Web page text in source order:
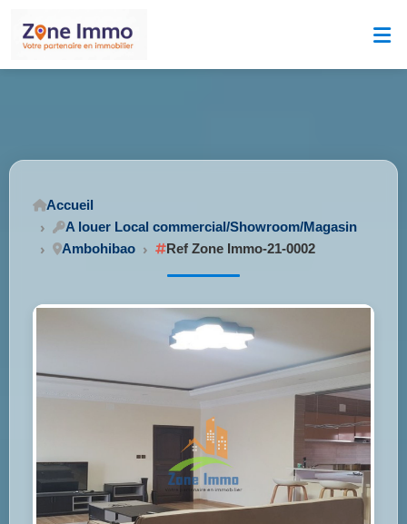
Accueil
A louer Local commercial/Showroom/Magasin
Ambohibao
Ref Zone Immo-21-0002